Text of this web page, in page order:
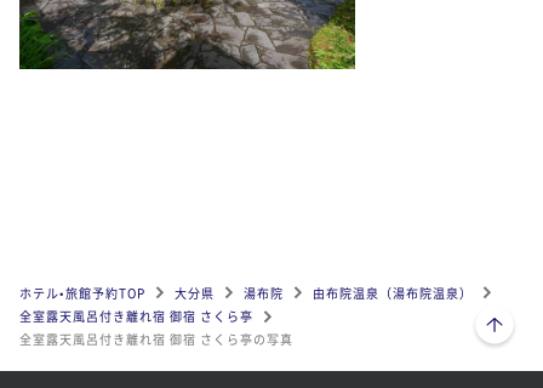
ホテル•旅館予約TOP 大分県 湯布院
由布院温泉（湯布院温泉）
全室露天風呂付き離れ宿 御宿 さくら亭
全室露天風呂付き離れ宿 御宿 さくら亭の写真
ページトップへ